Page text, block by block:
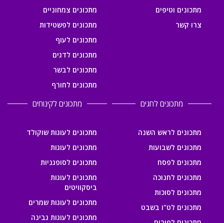
מתכונים וטיפים
צרו קשר
מתכונים צמחוניים
מתכונים לפשטידות
מתכונים לעוף
מתכונים לדגים
מתכונים לבשר
מתכונים לחורף
מתכונים לחגים
מתכונים לראש השנה
מתכונים לשבועות
מתכונים לפסח
מתכונים לחנוכה
מתכונים לסוכות
מתכונים לט"ו בשבט
מתכונים לקינוחים
מתכונים לעוגות שוקולד
מתכונים לעוגות
מתכונים לסופגניות
מתכונים לעוגות
ביסקוויטים
מתכונים לעוגות שמרים
מתכונים לעוגות גבינה